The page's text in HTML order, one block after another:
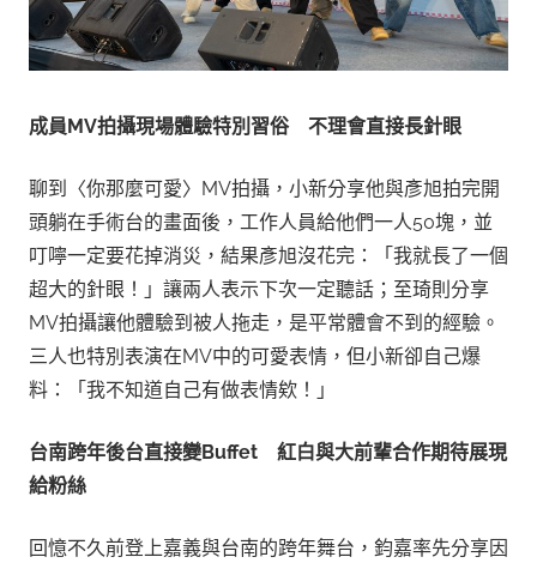
成員 MV拍攝現場體驗特別習俗 不理會直接長針眼
聊到〈你那麼可愛〉MV拍攝，小新分享他與彥旭拍完開
頭躺在手術台的畫面後，工作人員給他們一人50塊，並
叮嚀一定要花掉消災，結果彥旭沒花完：「我就長了一個
超大的針眼！」讓兩人表示下次一定聽話；至琦則分享
MV拍攝讓他體驗到被人拖走，是平常體會不到的經驗。
三人也特別表演在MV中的可愛表情，但小新卻自己爆
料：「我不知道自己有做表情欸！」
台南跨年後台直接變Buffet 紅白與大前輩合作期待展現
給粉絲
回憶不久前登上嘉義與台南的跨年舞台，鈞嘉率先分享因